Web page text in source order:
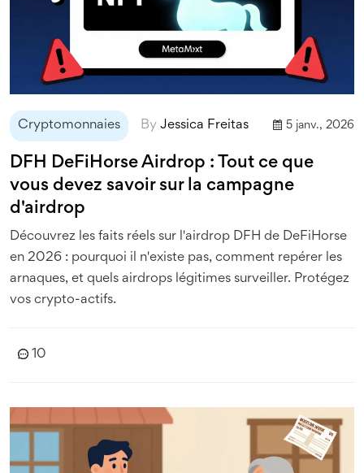
Cryptomonnaies By Jessica Freitas 5 janv., 2026
DFH DeFiHorse Airdrop : Tout ce que
vous devez savoir sur la campagne
d'airdrop
Découvrez les faits réels sur l'airdrop DFH de DeFiHorse
en 2026 : pourquoi il n'existe pas, comment repérer les
arnaques, et quels airdrops légitimes surveiller. Protégez
vos crypto-actifs.
10